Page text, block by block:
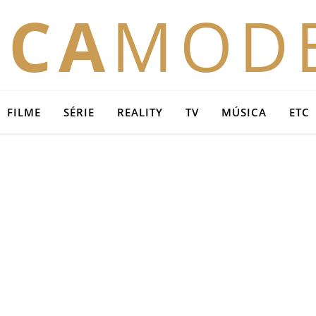
FILME SÉRIE REALITY TV MÚSICA ETC